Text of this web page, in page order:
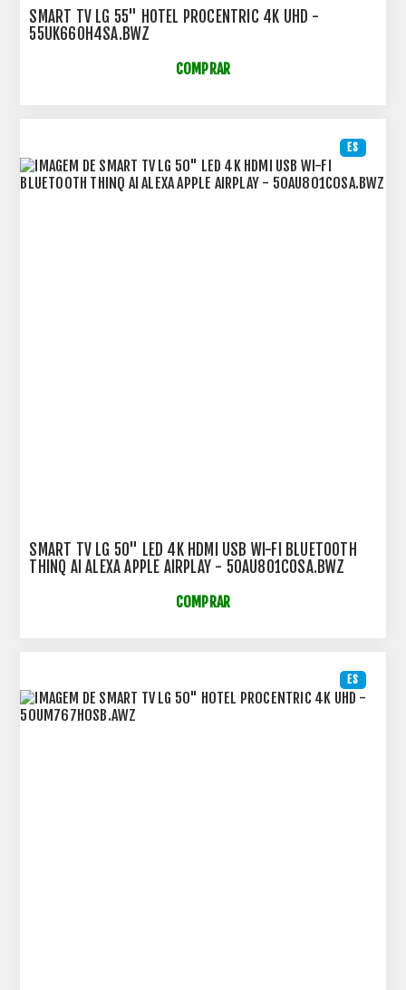
SMART TV LG 55" HOTEL PROCENTRIC 4K UHD -
55UK660H4SA.BWZ
COMPRAR
ES
SMART TV LG 50" LED 4K HDMI USB WI-FI BLUETOOTH
THINQ AI ALEXA APPLE AIRPLAY - 50AU801C0SA.BWZ
COMPRAR
ES